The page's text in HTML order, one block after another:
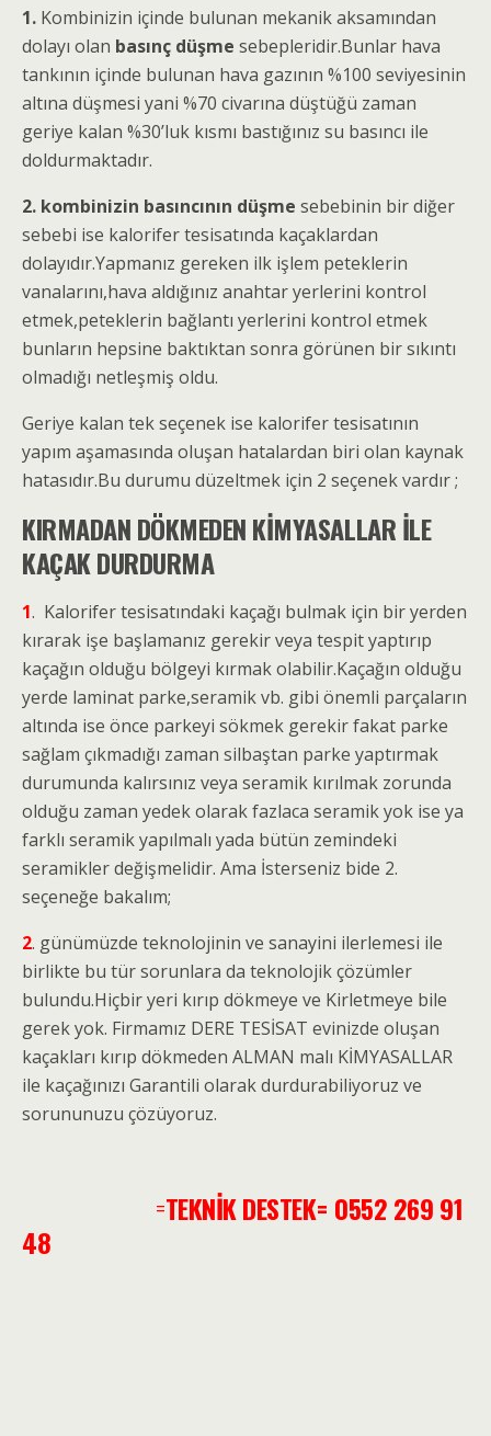
1. Kombinizin içinde bulunan mekanik aksamından
dolayı olan basınç düşme sebepleridir.Bunlar hava
tankının içinde bulunan hava gazının %100 seviyesinin
altına düşmesi yani %70 civarına düştüğü zaman
geriye kalan %30’luk kısmı bastığınız su basıncı ile
doldurmaktadır.
2. kombinizin basıncının düşme sebebinin bir diğer
sebebi ise kalorifer tesisatında kaçaklardan
dolayıdır.Yapmanız gereken ilk işlem peteklerin
vanalarını,hava aldığınız anahtar yerlerini kontrol
etmek,peteklerin bağlantı yerlerini kontrol etmek
bunların hepsine baktıktan sonra görünen bir sıkıntı
olmadığı netleşmiş oldu.
Geriye kalan tek seçenek ise kalorifer tesisatının
yapım aşamasında oluşan hatalardan biri olan kaynak
hatasıdır.Bu durumu düzeltmek için 2 seçenek vardır ;
KIRMADAN DÖKMEDEN KİMYASALLAR İLE
KAÇAK DURDURMA
1. Kalorifer tesisatındaki kaçağı bulmak için bir yerden
kırarak işe başlamanız gerekir veya tespit yaptırıp
kaçağın olduğu bölgeyi kırmak olabilir.Kaçağın olduğu
yerde laminat parke,seramik vb. gibi önemli parçaların
altında ise önce parkeyi sökmek gerekir fakat parke
sağlam çıkmadığı zaman silbaştan parke yaptırmak
durumunda kalırsınız veya seramik kırılmak zorunda
olduğu zaman yedek olarak fazlaca seramik yok ise ya
farklı seramik yapılmalı yada bütün zemindeki
seramikler değişmelidir. Ama İsterseniz bide 2.
seçeneğe bakalım;
2. günümüzde teknolojinin ve sanayini ilerlemesi ile
birlikte bu tür sorunlara da teknolojik çözümler
bulundu.Hiçbir yeri kırıp dökmeye ve Kirletmeye bile
gerek yok. Firmamız DERE TESİSAT evinizde oluşan
kaçakları kırıp dökmeden ALMAN malı KİMYASALLAR
ile kaçağınızı Garantili olarak durdurabiliyoruz ve
sorununuzu çözüyoruz.
=TEKNİK DESTEK= 0552 269 91
48